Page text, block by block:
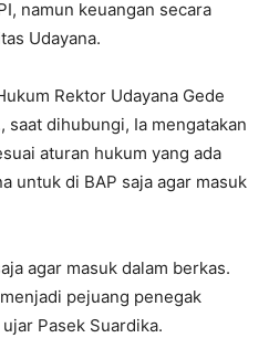
namun keuangan secara
Udayana.
Rektor Udayana Gede
saat dihubungi, Ia mengatakan
aturan hukum yang ada
untuk di BAP saja agar masuk
agar masuk dalam berkas.
pejuang penegak
Pasek Suardika.